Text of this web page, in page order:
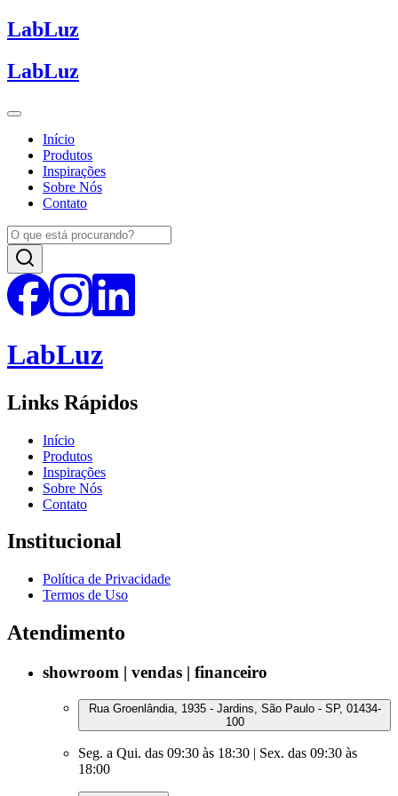
LabLuz
LabLuz
Início
Produtos
Inspirações
Sobre Nós
Contato
LabLuz
Links Rápidos
Início
Produtos
Inspirações
Sobre Nós
Contato
Institucional
Política de Privacidade
Termos de Uso
Atendimento
showroom | vendas | financeiro
Rua Groenlândia, 1935 - Jardins, São Paulo - SP, 01434-
100
Seg. a Qui. das 09:30 às 18:30 | Sex. das 09:30 às
18:00